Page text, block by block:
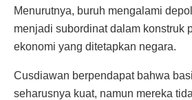
Menurutnya, buruh mengalami
menjadi subordinat dalam konstruk
ekonomi yang ditetapkan negara.
Cusdiawan berpendapat bahwa
seharusnya kuat, namun mereka